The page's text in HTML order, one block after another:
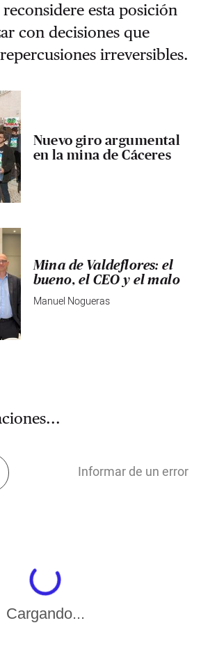
esta posición
con decisiones que
irreversibles.
Nuevo giro argumental
en la mina de Cáceres
Mina de Valdeflores: el
bueno, el CEO y el malo
Manuel Nogueras
Informar de un error
Cargando...